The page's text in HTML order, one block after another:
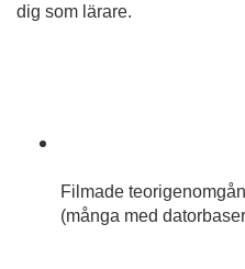
dig som lärare.
Filmade
(många med